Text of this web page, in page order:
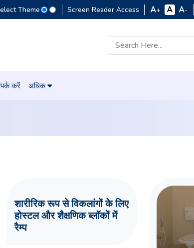
Theme Screen Reader Access + -
करें अधिक
शारीरिक रूप से विकलांगों के लिए
होस्टल और शैक्षणिक ब्लॉकों में
रैम्प